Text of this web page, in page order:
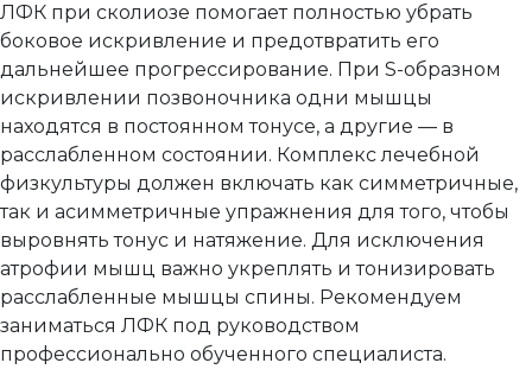
ЛФК при сколиозе помогает полностью убрать
боковое искривление и предотвратить его
дальнейшее прогрессирование. При S-образном
искривлении позвоночника одни мышцы
находятся в постоянном тонусе, а другие — в
расслабленном состоянии. Комплекс лечебной
физкультуры должен включать как симметричные,
так и асимметричные упражнения для того, чтобы
выровнять тонус и натяжение. Для исключения
атрофии мышц важно укреплять и тонизировать
расслабленные мышцы спины. Рекомендуем
заниматься ЛФК под руководством
профессионально обученного специалиста.